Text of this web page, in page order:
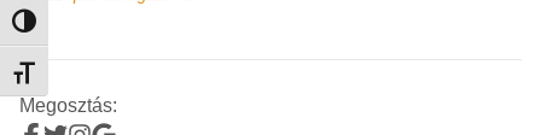
Nagy kontraszt váltása
Betűméret váltása
Megosztás: